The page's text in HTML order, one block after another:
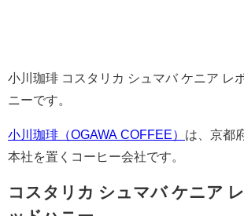
小川珈琲 コスタリカ シュマバ ケニア レ
ニーです。
小川珈琲（OGAWA COFFEE） は、京都
本社を置くコーヒー会社です。
コスタリカ シュマバ ケニア